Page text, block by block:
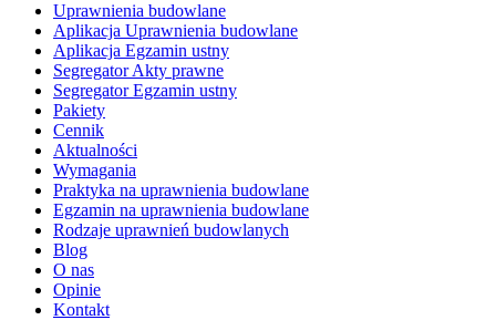
Uprawnienia budowlane
Aplikacja Uprawnienia budowlane
Aplikacja Egzamin ustny
Segregator Akty prawne
Segregator Egzamin ustny
Pakiety
Cennik
Aktualności
Wymagania
Praktyka na uprawnienia budowlane
Egzamin na uprawnienia budowlane
Rodzaje uprawnień budowlanych
Blog
O nas
Opinie
Kontakt